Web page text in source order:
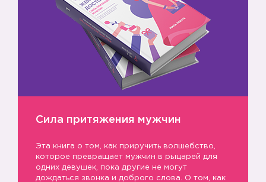
Сила притяжения мужчин
Эта книга о том, как приручить волшебство,
которое превращает мужчин в рыцарей для
одних девушек, пока другие не могут
дождаться звонка и доброго слова. О том, как